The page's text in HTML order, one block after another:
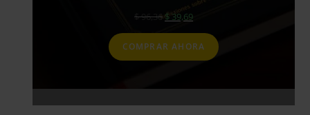
$96,36 El
era:
$ 96,36.
$ 39,69El
actual
es:
$ 39,69.
COMPRAR AHORA